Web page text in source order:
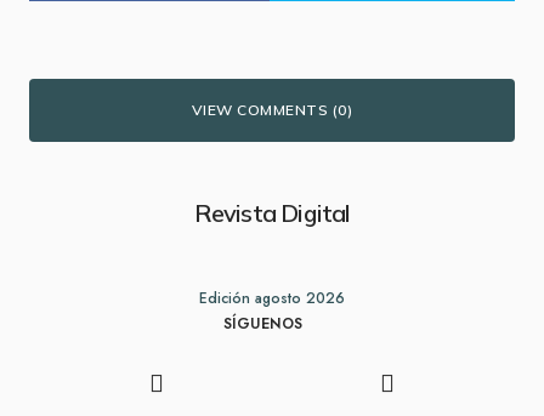
VIEW COMMENTS (0)
Revista Digital
Edición agosto 2026
SÍGUENOS